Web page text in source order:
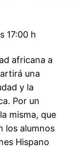
17:00 h
africana a
una
y la
Por un
misma, que
los alumnos
Hispano